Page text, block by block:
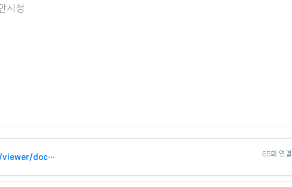
시청
https://www.cheonan.go.kr/SynapDocViewServer/viewer/doc.html?key=235db… 65회 연결